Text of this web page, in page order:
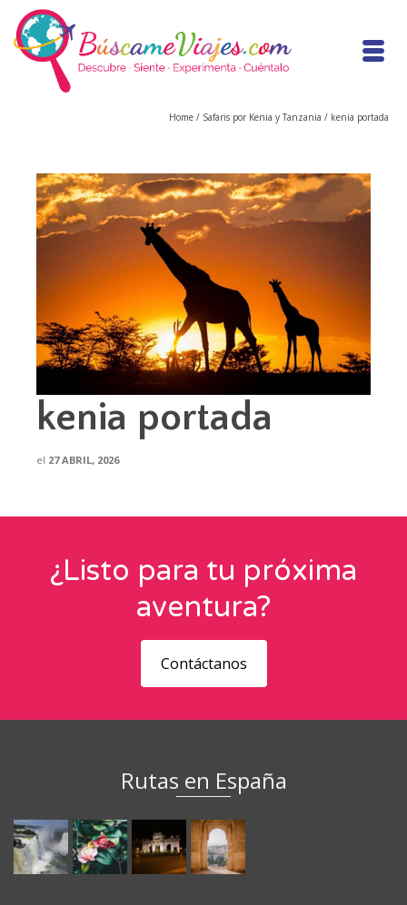
Home / Safaris por Kenia y Tanzania / kenia portada
kenia portada
el 27 ABRIL, 2026
¿Listo para tu próxima
aventura?
Contáctanos
Rutas en España